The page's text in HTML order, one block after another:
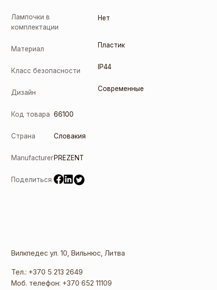
Лампочки в
комплектации
Нет
Материал Пластик
Класс безопасности IP44
Дизайн Современные
Код товара 66100
Страна Словакия
ManufacturerPREZENT
Поделиться
Вилкпедес ул. 10, Вильнюс, Литва
Тел.: +370 5 213 2649
Моб. телефон: +370 652 11109